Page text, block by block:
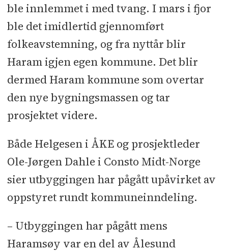
ble innlemmet i med tvang. I mars i fjor
ble det imidlertid gjennomført
folkeavstemning, og fra nyttår blir
Haram igjen egen kommune. Det blir
dermed Haram kommune som overtar
den nye bygningsmassen og tar
prosjektet videre.
Både Helgesen i ÅKE og prosjektleder
Ole-Jørgen Dahle i Consto Midt-Norge
sier utbyggingen har pågått upåvirket av
oppstyret rundt kommuneinndeling.
– Utbyggingen har pågått mens
Haramsøy var en del av Ålesund